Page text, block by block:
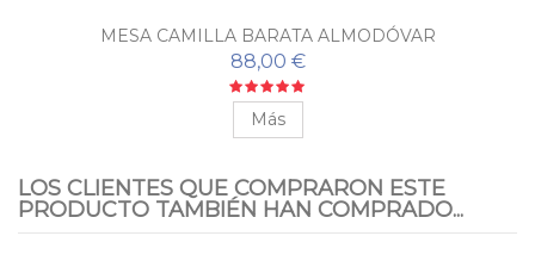
MESA CAMILLA BARATA ALMODÓVAR
88,00 €
Más
LOS CLIENTES QUE COMPRARON ESTE
PRODUCTO TAMBIÉN HAN COMPRADO...